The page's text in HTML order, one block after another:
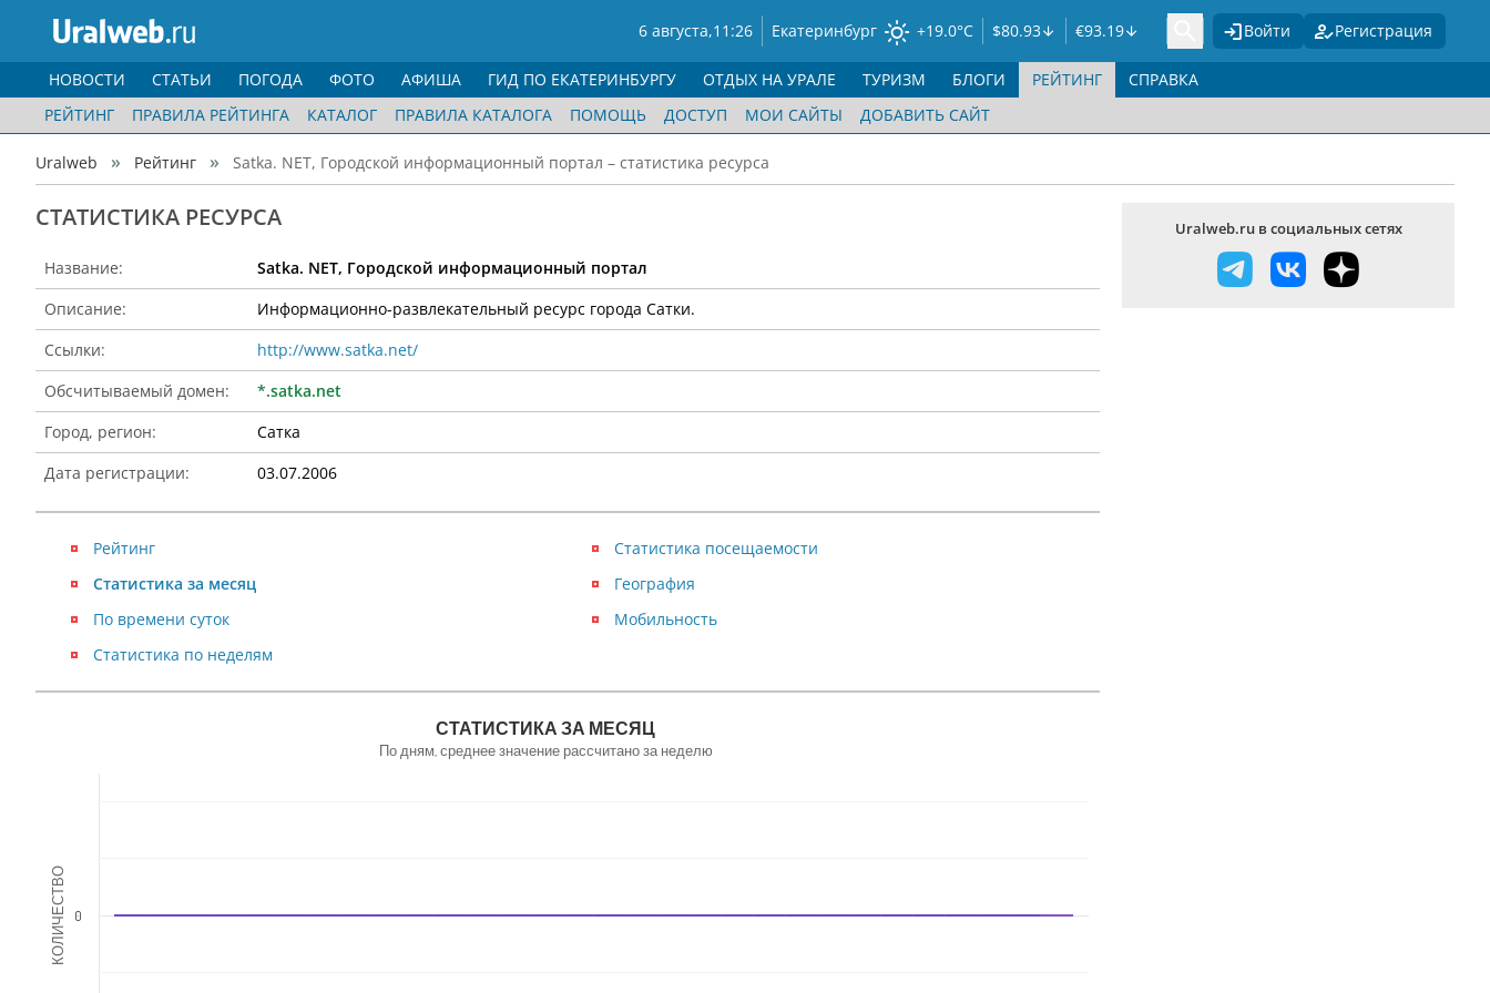
6 августа,11:26 Екатеринбург +19.0°C $80.93 €93.19 Войти Регистрация
НОВОСТИ СТАТЬИ ПОГОДА ФОТО АФИША ГИД ПО ЕКАТЕРИНБУРГУ ОТДЫХ НА УРАЛЕ ТУРИЗМ БЛОГИ
РЕЙТИНГ
РЕЙТИНГ
ПРАВИЛА РЕЙТИНГА КАТАЛОГ ПРАВИЛА КАТАЛОГА ПОМОЩЬ ДОСТУП МОИ САЙТЫ ДОБАВИТЬ САЙТ
СПРАВКА
Uralweb Рейтинг Satka. NET, Городской информационный портал – статистика ресурса
CТАТИСТИКА РЕСУРСА
Название:
Satka. NET, Городской информационный портал
Описание:
Информационно-развлекательный ресурс города Сатки.
Ссылки:
http://www.satka.net/
Обсчитываемый домен:
*.satka.net
Город, регион:
Сатка
Дата регистрации:
03.07.2006
Рейтинг
Статистика посещаемости
Статистика за месяц
География
По времени суток
Мобильность
Статистика по неделям
КОЛИЧЕСТВО
СТАТИСТИКА ЗА МЕСЯЦ
По дням, среднее значение рассчитано за неделю
0
Uralweb.ru в социальных сетях